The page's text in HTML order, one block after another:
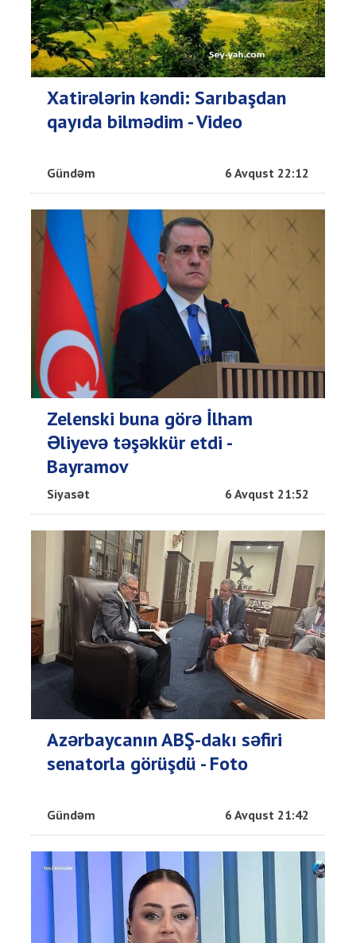
Xatirələrin kəndi: Sarıbaşdan
qayıda bilmədim - Video
Gündəm 6 Avqust 22:12
Zelenski buna görə İlham
Əliyevə təşəkkür etdi -
Bayramov
Siyasət 6 Avqust 21:52
Azərbaycanın ABŞ-dakı səfiri
senatorla görüşdü - Foto
Gündəm 6 Avqust 21:42